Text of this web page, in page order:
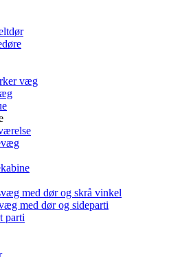
væg
med dør og skrå vinkel
med dør og sideparti
parti